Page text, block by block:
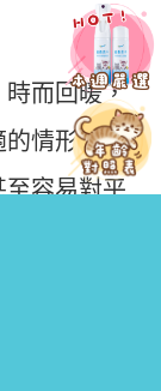
時而回暖，
的情形，像
至容易對平